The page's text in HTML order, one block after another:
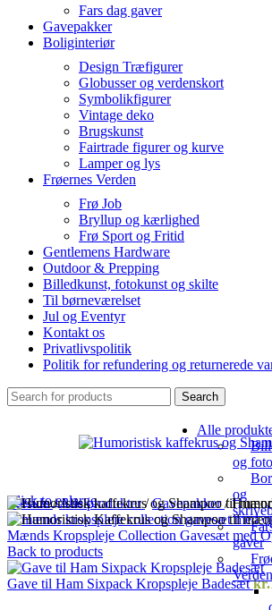
Fars dag gaver
Gavepakker
Boliginteriør
Design Træfigurer
Globusser og verdenskort
Symbolikfigurer
Vintage deko
Brugskunst
Fairtrade figurer og kurve
Lamper og lys
Frøernes Verden
Frø Job
Bryllup og kærlighed
Frø Sport og Fritid
Gentlemens Hardware
Outdoor & Prepping
Billedkunst, fotokunst og skilte
Til børneværelset
Jul og Eventyr
Kontakt os
Privatlivspolitik
Politik for refundering og returnerede
Alle
og
og
gaver
Search
Click to enlarge
Forside/Alle produkter/ Gavepakker/
Mænds Kropspleje Collection Gavesæt med
Back to products
Gave til Ham Sixpack Kropspleje Badesætkr.